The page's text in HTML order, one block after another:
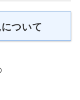
ついて